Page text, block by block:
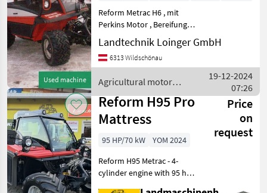
Used machine
Reform Metrac H6 , mit
Perkins Motor , Bereifung
31x15-50-15 , inkl
Zwillingshacken 4x ,
hydraulischer
2xDW vorn, 2xDW hinten,
Geräteentlastung vo
Landtechnik Loinger GmbH
6313 Wildschönau
Agricultural motor
vehicles / Reform
19-12-2024
07:26
Reform H95 Pro
Mattress
Price
on
request
95 HP/70 kW
YOM 2024
Reform H95 Metrac - 4-
cylinder engine with 95 hp -